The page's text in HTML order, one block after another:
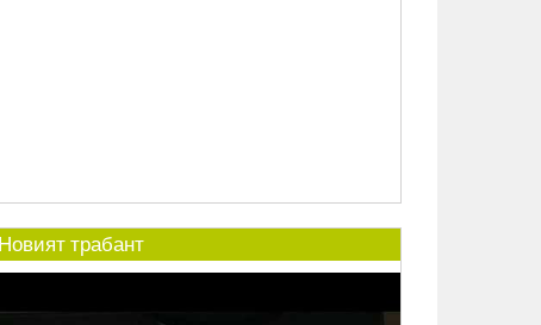
Новият трабант